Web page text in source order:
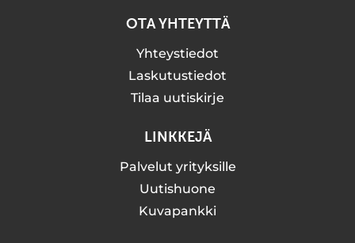
OTA YHTEYTTÄ
Yhteystiedot
Laskutustiedot
Tilaa uutiskirje
LINKKEJÄ
Palvelut yrityksille
Uutishuone
Kuvapankki